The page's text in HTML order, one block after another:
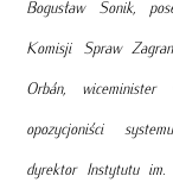
Bogusław Sonik,
Komisji Spraw
Orbán,
opozycjoniści
dyrektor Instytutu im.